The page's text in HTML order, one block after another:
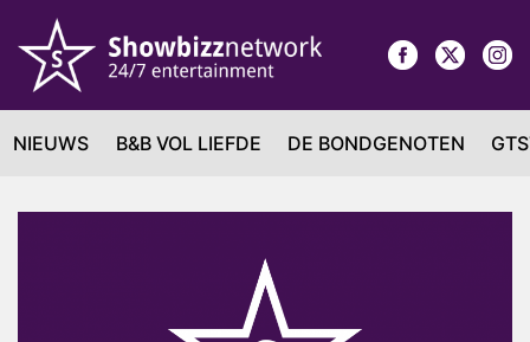
NIEUWS B&B VOL LIEFDE DE BONDGENOTEN